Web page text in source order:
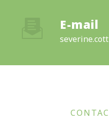
E-mail